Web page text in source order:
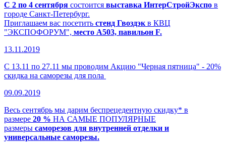
С 2 по 4 сентября состоится выставка ИнтерСтройЭкспо в
городе Санкт-Петербург.
Приглашаем вас посетить стенд Гвоздэк в КВЦ
"ЭКСПОФОРУМ", место А503, павильон F.
13.11.2019
С 13.11 по 27.11 мы проводим Акцию "Черная пятница" - 20%
скидка на саморезы для пола
09.09.2019
Весь сентябрь мы дарим беспрецедентную скидку* в
размере 20 % НА САМЫЕ ПОПУЛЯРНЫЕ
размеры саморезов для внутренней отделки и
универсальные саморезы.